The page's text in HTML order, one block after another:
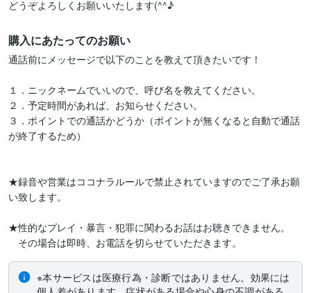
購入にあたってのお願い
通話前にメッセージで以下のことを教えて頂きたいです！
１．ニックネームでいいので、呼び名を教えてください。
２．予定時間があれば、お知らせください。
３．ポイントでの通話かどうか（ポイントが無くなると自動で通話
が終了するため）
★録音や営業はココナラルールで禁止されていますのでご了承お願
い致します。
★性的なプレイ・暴言・犯罪に関わるお話はお聴きできません。
その場合は即時、お電話を切らせていただきます。
※本サービスは医療行為・診断ではありません。効果には